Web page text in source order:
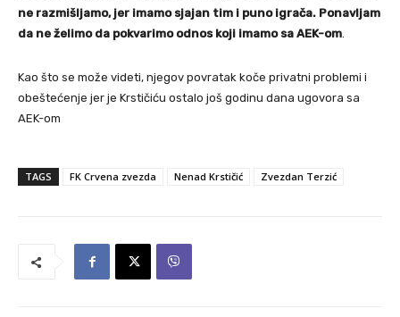
ne razmišljamo, jer imamo sjajan tim i puno igrača. Ponavljam
da ne želimo da pokvarimo odnos koji imamo sa AEK-om
Kao što se može videti, njegov povratak koče privatni problemi i
obeštećenje jer je Krstičiću ostalo još godinu dana ugovora sa
AEK-om
TAGS FK Crvena zvezda Nenad Krstičić Zvezdan Terzić